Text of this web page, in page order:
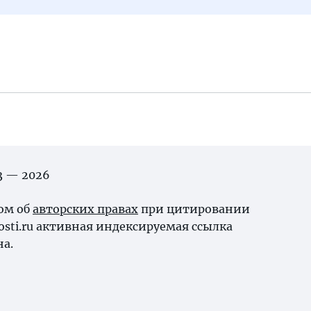
— 2026
об авторских правах при цитировании
активная индексируемая ссылка